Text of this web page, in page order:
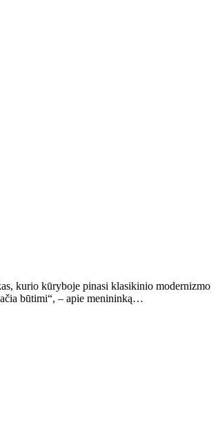
kurio kūryboje pinasi klasikinio modernizmo
būtimi“, – apie menininką…